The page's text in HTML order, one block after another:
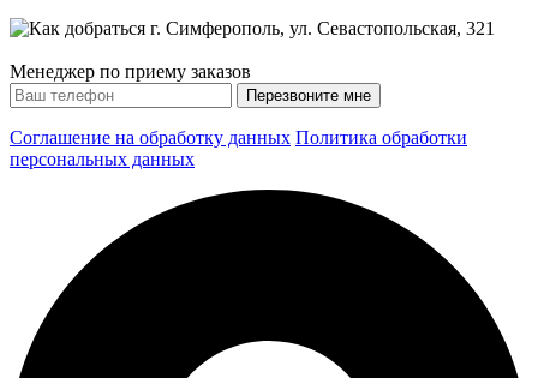
Менеджер по приему заказов
Соглашение на обработку данных Политика обработки
персональных данных